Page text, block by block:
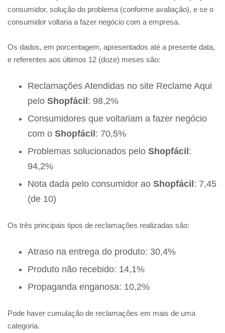
consumidor, solução do problema (conforme avaliação), e se o
consumidor voltaria a fazer negócio com a empresa.
Os dados, em porcentagem, apresentados até a presente data,
e referentes aos últimos 12 (doze) meses são:
Reclamações Atendidas no site Reclame Aqui
pelo Shopfácil : 98,2%
Consumidores que voltariam a fazer negócio
com o Shopfácil : 70,5%
Problemas solucionados pelo Shopfácil :
94,2%
Nota dada pelo consumidor ao Shopfácil : 7,45
(de 10)
Os três principais tipos de reclamações realizadas são:
Atraso na entrega do produto: 30,4%
Produto não recebido: 14,1%
Propaganda enganosa: 10,2%
Pode haver cumulação de reclamações em mais de uma
categoria.